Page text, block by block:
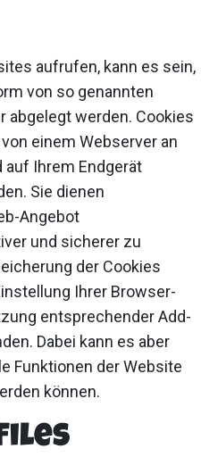
aufrufen, kann es sein,
von so genannten
abgelegt werden. Cookies
einem Webserver an
auf Ihrem Endgerät
Sie dienen
Angebot
und sicherer zu
der Cookies
Ihrer Browser-
entsprechender Add-
Dabei kann es aber
Funktionen der Website
können.